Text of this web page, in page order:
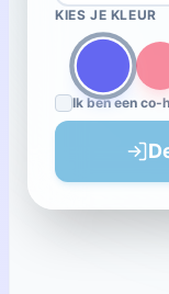
KIES JE KLEUR
Ik ben een co-